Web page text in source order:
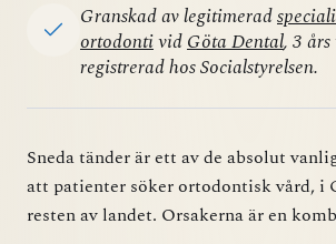
Granskad av legitimerad
ortodontividGöta Dental, 3
registrerad hos Socialstyrelsen.
Sneda tänder är ett av de absolut
att patienter söker ortodontisk vård, i
resten av landet. Orsakerna är en